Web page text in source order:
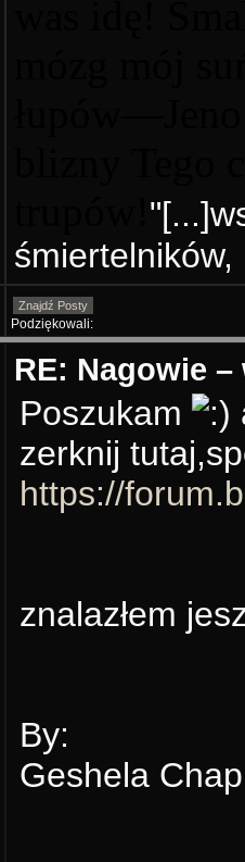
Znajdź Posty
Podziękowali:
RE: Nagowie
Poszukam
zerknij
https://
znalazłem
By:
Geshela